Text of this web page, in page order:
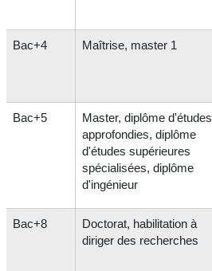
Bac+4 Maîtrise, master 1
Bac+5
Master, diplôme d'études
approfondies, diplôme
d'études supérieures
spécialisées, diplôme
d'ingénieur
Bac+8
Doctorat, habilitation à
diriger des recherches